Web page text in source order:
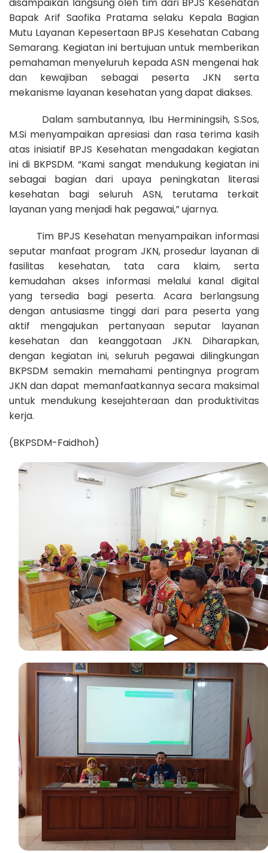
Bapak Arif Saofika Pratama selaku Kepala Bagian
Mutu Layanan Kepesertaan BPJS Kesehatan Cabang
Semarang. Kegiatan ini bertujuan untuk memberikan
pemahaman menyeluruh kepada ASN mengenai hak
dan kewajiban sebagai peserta JKN serta
mekanisme layanan kesehatan yang dapat diakses.
Dalam sambutannya, Ibu Herminingsih,S.Sos,
M.Si menyampaikan apresiasi dan rasa terima kasih
atas inisiatif BPJS Kesehatan mengadakan kegiatan
ini di BKPSDM. “Kami sangat mendukung kegiatan ini
sebagai bagian dari upaya peningkatan literasi
kesehatan bagi seluruh ASN, terutama terkait
layanan yang menjadi hak pegawai,” ujarnya.
Tim BPJS Kesehatan menyampaikan informasi
seputar manfaat program JKN, prosedur layanan di
fasilitas kesehatan, tata cara klaim, serta
kemudahan akses informasi melalui kanal digital
yang tersedia bagi peserta. Acara berlangsung
dengan antusiasme tinggi dari para peserta yang
aktif mengajukan pertanyaan seputar layanan
kesehatan dan keanggotaan JKN. Diharapkan,
dengan kegiatan ini, seluruh pegawai dilingkungan
BKPSDM semakin memahami pentingnya program
JKN dan dapat memanfaatkannya secara maksimal
untuk mendukung kesejahteraan dan produktivitas
kerja.
(BKPSDM-Faidhoh)